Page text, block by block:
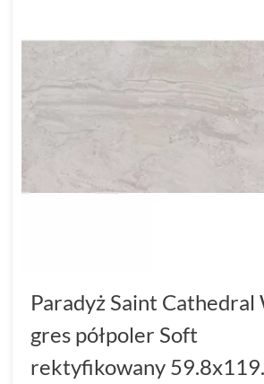
Paradyż Saint Cathedral
gres półpoler Soft
rektyfikowany